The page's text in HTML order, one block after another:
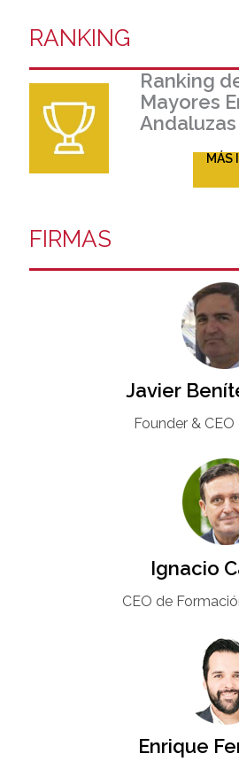
RANKING
Ranking
Mayores
Andaluzas
MÁS
FIRMAS
Javier
Founder &
Ignacio
CEO de
Enrique